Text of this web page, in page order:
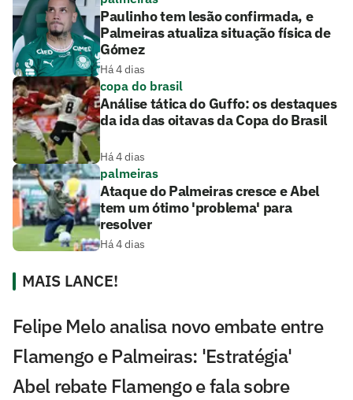
Paulinho tem lesão confirmada, e
Palmeiras atualiza situação física de
Gómez
Há 4 dias
copa do brasil
Análise tática do Guffo: os destaques
da ida das oitavas da Copa do Brasil
Há 4 dias
palmeiras
Ataque do Palmeiras cresce e Abel
tem um ótimo 'problema' para
resolver
Há 4 dias
MAIS LANCE!
Felipe Melo analisa novo embate entre
Flamengo e Palmeiras: 'Estratégia'
Abel rebate Flamengo e fala sobre